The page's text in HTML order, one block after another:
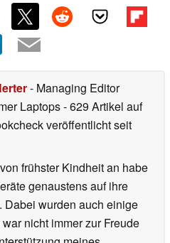
- Managing Editor
Laptops- 629 Artikel auf
veröffentlichtseit
frühster Kindheit an habe
genaustens auf ihre
Dabei wurden auch einige
nicht immer zur Freude